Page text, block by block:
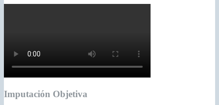
Imputación Objetiva